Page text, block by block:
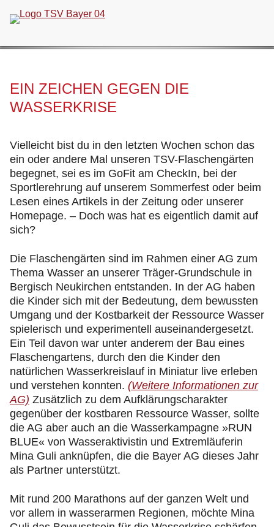
überspringen
EIN ZEICHEN GEGEN DIE
WASSERKRISE
Vielleicht bist du in den letzten Wochen schon das
ein oder andere Mal unseren TSV-Flaschengärten
begegnet, sei es im GoFit am CheckIn, bei der
Sportlerehrung auf unserem Sommerfest oder beim
Lesen eines Artikels in der Zeitung oder unserer
Homepage. – Doch was hat es eigentlich damit auf
sich?
Die Flaschengärten sind im Rahmen einer AG zum
Thema Wasser an unserer Träger-Grundschule in
Bergisch Neukirchen entstanden. In der AG haben
die Kinder sich mit der Bedeutung, dem bewussten
Umgang und der Kostbarkeit der Ressource Wasser
spielerisch und experimentell auseinandergesetzt.
Ein Teil davon war unter anderem der Bau eines
Flaschengartens, durch den die Kinder den
natürlichen Wasserkreislauf in Miniatur live erleben
und verstehen konnten. (Weitere Informationen zur
AG) Zusätzlich zu dem Aufklärungscharakter
gegenüber der kostbaren Ressource Wasser, sollte
die AG aber auch an die Wasserkampagne »RUN
BLUE« von Wasseraktivistin und Extremläuferin
Mina Guli anknüpfen, die die Bayer AG dieses Jahr
als Partner unterstützt.
Mit rund 200 Marathons auf der ganzen Welt und
vor allem in wasserarmen Regionen, möchte Mina